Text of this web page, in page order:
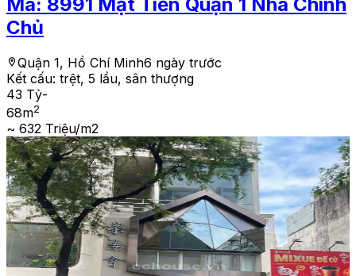
Chủ
Quận 1, Hồ Chí Minh6 ngày trước
Kết cấu: trệt, 5 lầu, sân thượng
43 Tỷ-
68m2
~ 632 Triệu/m2